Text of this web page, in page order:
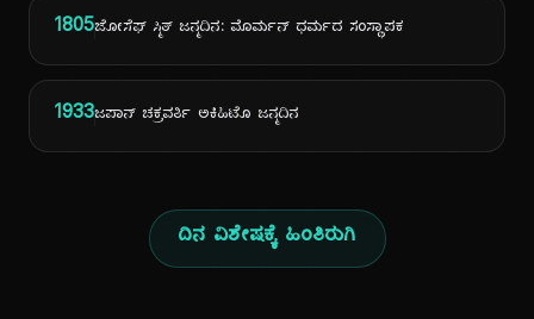
1805ಜೋಸೆಫ್ ಸ್ಮಿತ್ ಜನ್ಮದಿನ: ಮೊರ್ಮನ್ ಧರ್ಮದ ಸಂಸ್ಥಾಪಕ
1933ಜಪಾನ್ ಚಕ್ರವರ್ತಿ ಅಕಿಹಿಟೊ ಜನ್ಮದಿನ
ದಿನ ವಿಶೇಷಕ್ಕೆ ಹಿಂತಿರುಗಿ